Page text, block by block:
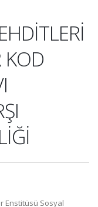
KOD
Enstitüsü Sosyal